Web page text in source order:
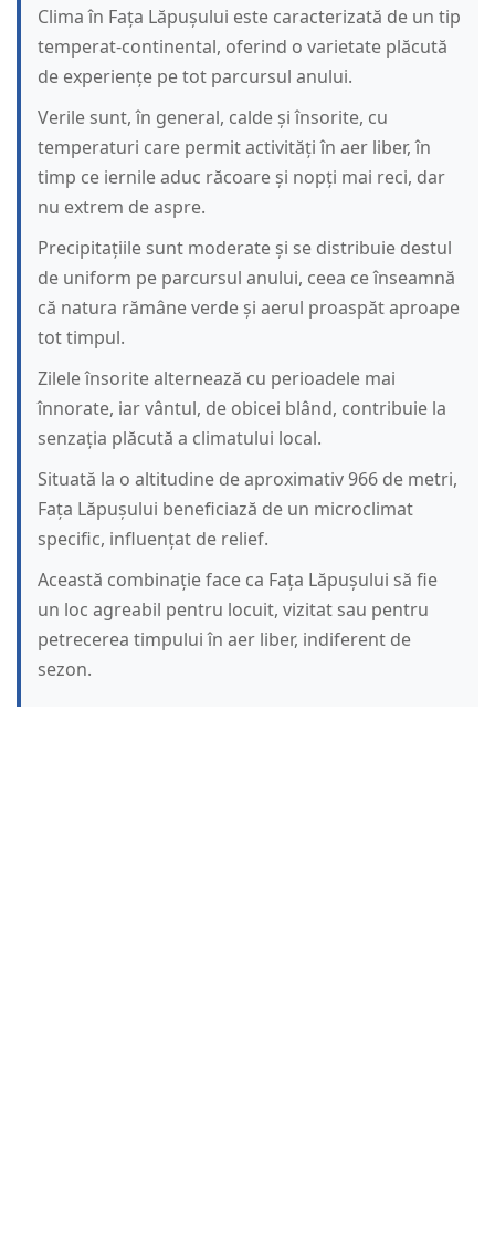
Clima în Fața Lăpușului este caracterizată de un tip
temperat-continental, oferind o varietate plăcută
de experiențe pe tot parcursul anului.
Verile sunt, în general, calde și însorite, cu
temperaturi care permit activități în aer liber, în
timp ce iernile aduc răcoare și nopți mai reci, dar
nu extrem de aspre.
Precipitațiile sunt moderate și se distribuie destul
de uniform pe parcursul anului, ceea ce înseamnă
că natura rămâne verde și aerul proaspăt aproape
tot timpul.
Zilele însorite alternează cu perioadele mai
înnorate, iar vântul, de obicei blând, contribuie la
senzația plăcută a climatului local.
Situată la o altitudine de aproximativ 966 de metri,
Fața Lăpușului beneficiază de un microclimat
specific, influențat de relief.
Această combinație face ca Fața Lăpușului să fie
un loc agreabil pentru locuit, vizitat sau pentru
petrecerea timpului în aer liber, indiferent de
sezon.